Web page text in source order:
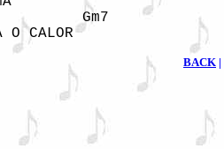
Gm7
O CALOR
BACK |